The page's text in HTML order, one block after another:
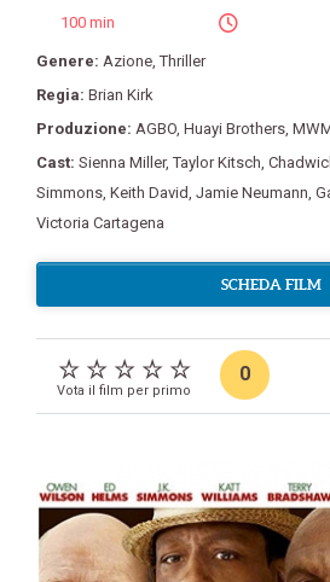
100 min
Genere: Azione,Thriller
Regia: Brian Kirk
Produzione: AGBO, Huayi Brothers,
Cast: Sienna Miller,Taylor Kitsch,
Simmons, Keith David, Jamie Neumann,
Victoria Cartagena
SCHEDA FILM
Vota il film per primo
0